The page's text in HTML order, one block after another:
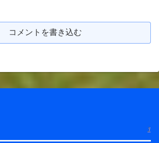
コメントを書き込む
1